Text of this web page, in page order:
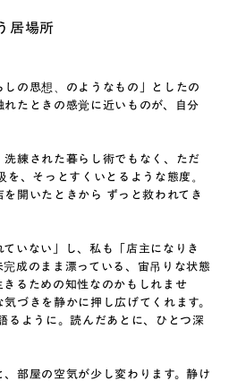
居場所
の思想、のようなもの」としたの
たときの感覚に近いものが、自分
練された暮らし術でもなく、ただ
、そっとすくいとるような態度。
開いたときから ずっと救われてき
いない」し、私も「店主になりき
成のまま漂っている、宙吊りな状態
るための知性なのかもしれませ
づきを静かに押し広げてくれます。
るように。読んだあとに、ひとつ深
、部屋の空気が少し変わります。静け